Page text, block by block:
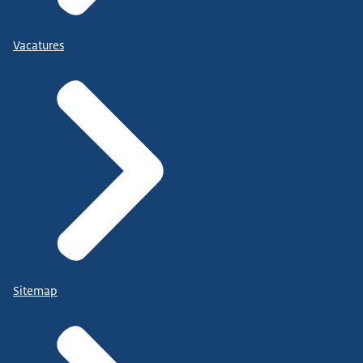
Vacatures
Sitemap